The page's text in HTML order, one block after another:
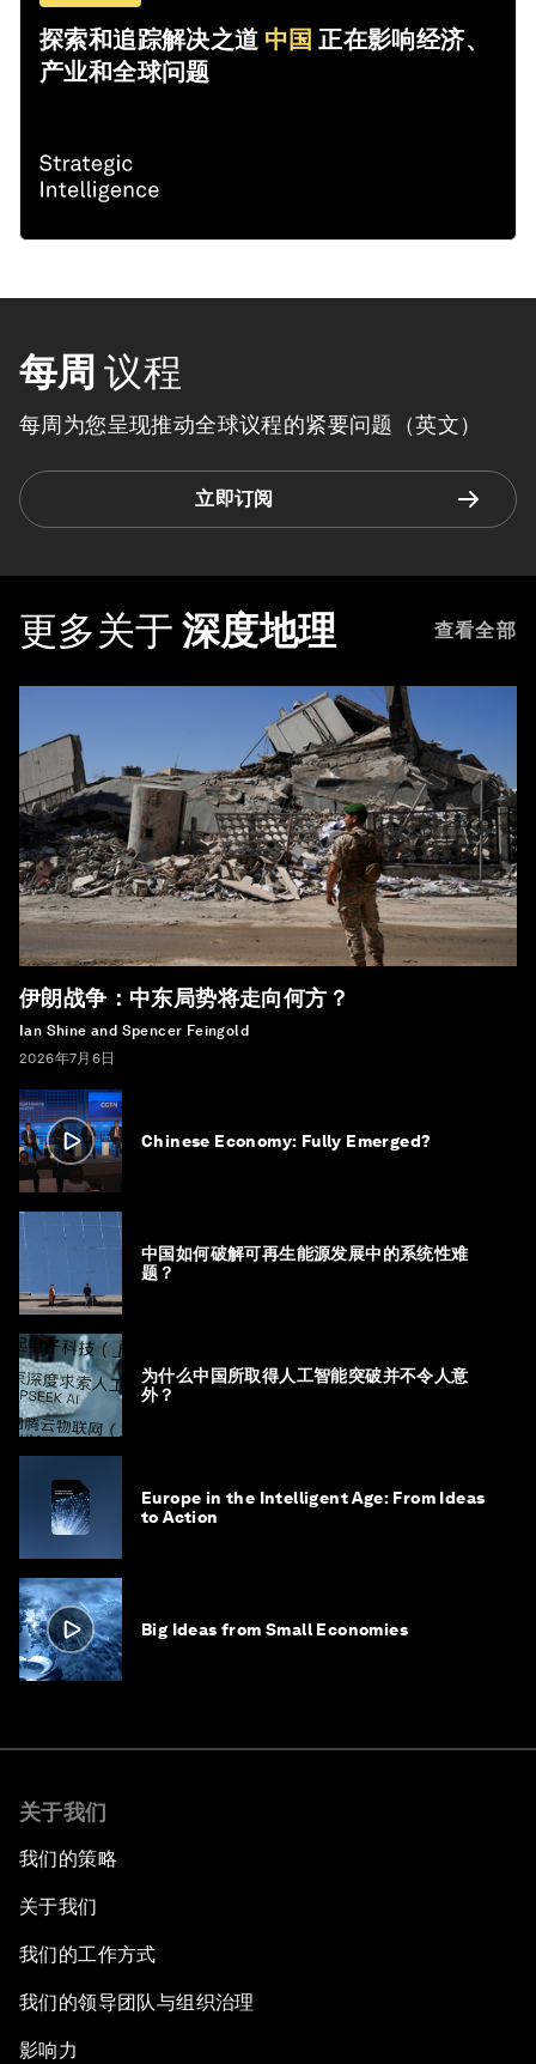
探索和追踪解决之道 中国 正在影响经济、
产业和全球问题
每周 议程
每周为您呈现推动全球议程的紧要问题（英文）
立即订阅
更多关于 深度地理 查看全部
伊朗战争：中东局势将走向何方？
Ian Shine and Spencer Feingold
2026年7月6日
Chinese Economy: Fully Emerged?
中国如何破解可再生能源发展中的系统性难
题？
为什么中国所取得人工智能突破并不令人意
外？
Europe in the Intelligent Age: From Ideas
to Action
Big Ideas from Small Economies
关于我们
我们的策略
关于我们
我们的工作方式
我们的领导团队与组织治理
影响力